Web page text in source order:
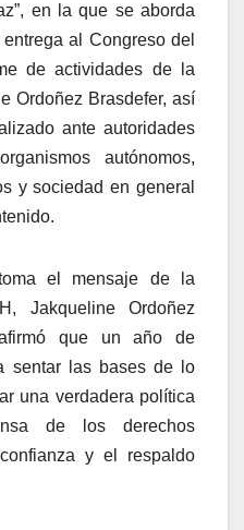
en la que se aborda
al Congreso del
de actividades de la
Ordoñez Brasdefer, así
ante autoridades
autónomos,
y sociedad en general
el mensaje de la
Jakqueline Ordoñez
que un año de
sentar las bases de lo
una verdadera política
de los derechos
y el respaldo